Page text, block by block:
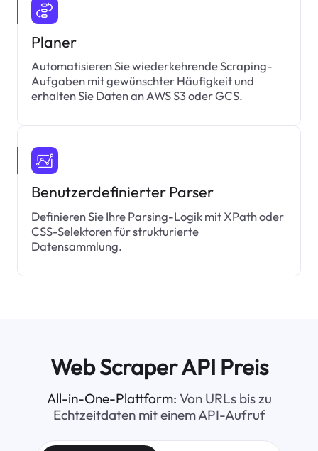
Planer
Automatisieren Sie wiederkehrende Scraping-
Aufgaben mit gewünschter Häufigkeit und
erhalten Sie Daten an AWS S3 oder GCS.
Benutzerdefinierter Parser
Definieren Sie Ihre Parsing-Logik mit XPath oder
CSS-Selektoren für strukturierte
Datensammlung.
Web Scraper API Preis
All-in-One-Plattform: Von URLs bis zu
Echtzeitdaten mit einem API-Aufruf